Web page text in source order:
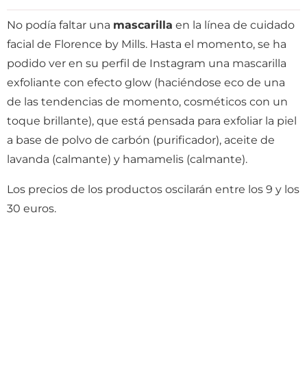
No podía faltar una mascarilla en la línea de cuidado
facial de Florence by Mills. Hasta el momento, se ha
podido ver en su perfil de Instagram una mascarilla
exfoliante con efecto glow (haciéndose eco de una
de las tendencias de momento, cosméticos con un
toque brillante), que está pensada para exfoliar la piel
a base de polvo de carbón (purificador), aceite de
lavanda (calmante) y hamamelis (calmante).
Los precios de los productos oscilarán entre los 9 y los
30 euros.